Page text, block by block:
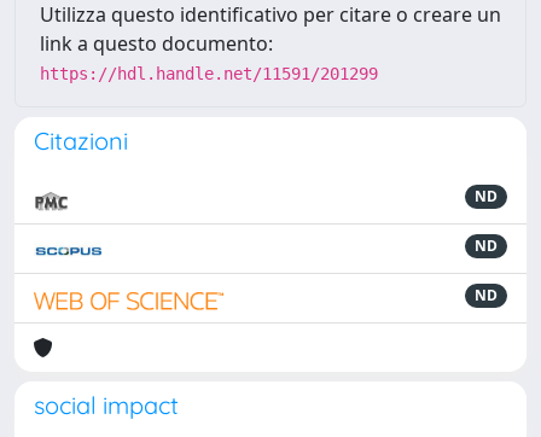
Utilizza questo identificativo per citare o creare un
link a questo documento:
https://hdl.handle.net/11591/201299
Citazioni
ND
ND
ND
social impact